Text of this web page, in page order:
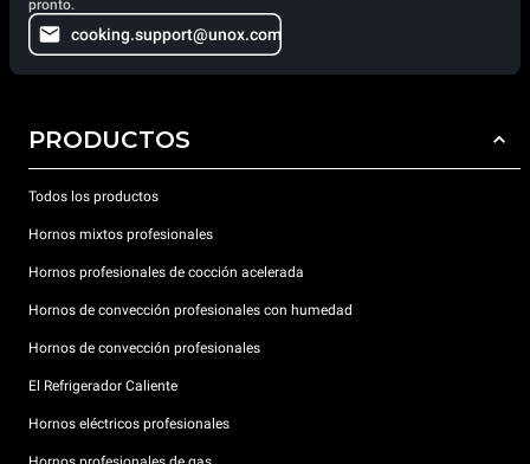
pronto.
cooking.support@unox.com
PRODUCTOS
Todos los productos
Hornos mixtos profesionales
Hornos profesionales de cocción acelerada
Hornos de convección profesionales con humedad
Hornos de convección profesionales
El Refrigerador Caliente
Hornos eléctricos profesionales